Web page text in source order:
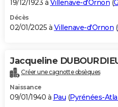
19/12/1923 à Villenave-d'Ornon (
Décès
02/01/2025 à Villenave-d'Ornon (
Jacqueline
Créer une cagnotte obsèques
Naissance
09/01/1940 à Pau (Pyrénées-